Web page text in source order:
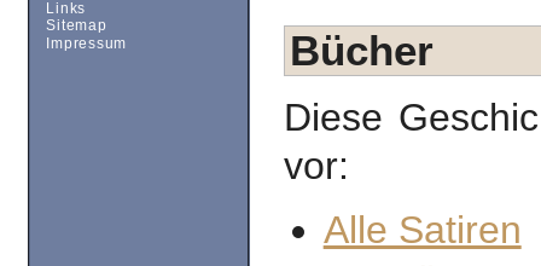
Bücher
Diese
vor:
Alle Satiren
Links
Sitemap
Impressum